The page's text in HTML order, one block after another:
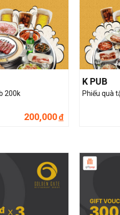
200k
200,000đ
K PUB
Phiếu quà